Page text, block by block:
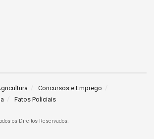
Concursos e Emprego
Fatos Policiais
os Direitos Reservados.